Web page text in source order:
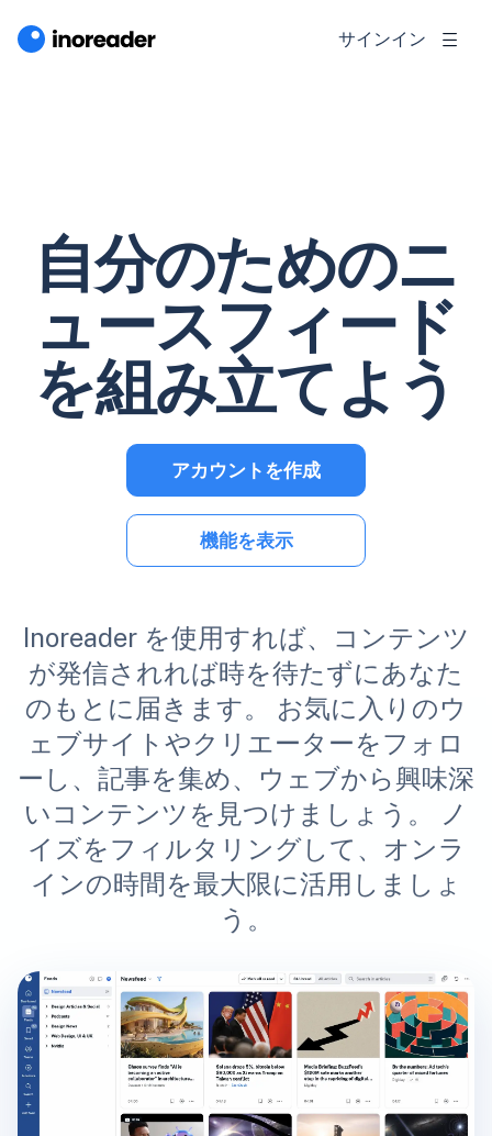
サインイン
自分のためのニ
ュースフィード
を組み立てよう
Inoreader を使用すれば、コンテンツ
が発信されれば時を待たずにあなた
のもとに届きます。 お気に入りのウ
ェブサイトやクリエーターをフォロ
ーし、記事を集め、ウェブから興味深
いコンテンツを見つけましょう。 ノ
イズをフィルタリングして、オンラ
インの時間を最大限に活用しましょ
う。
アカウントを作成
機能を表示